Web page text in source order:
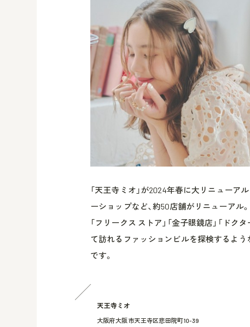
「天王寺ミオ」が2024年春に大リニューア
ーショップなど、約50店舗がリニューアル
「フリークス ストア」「金子眼鏡店」「ドク
て訪れるファッションビルを探検するよう
です。
天王寺ミオ
大阪府大阪市天王寺区悲田院町10-39